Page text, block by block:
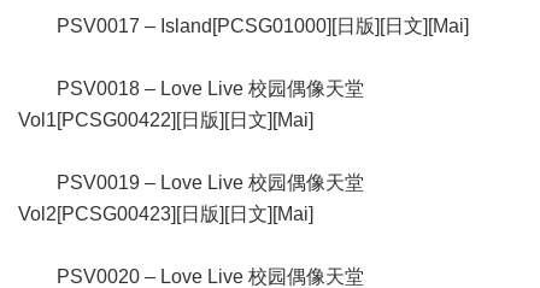
PSV0017 – Island[PCSG01000][日版][日文][Mai]
PSV0018 – Love Live 校园偶像天堂
Vol1[PCSG00422][日版][日文][Mai]
PSV0019 – Love Live 校园偶像天堂
Vol2[PCSG00423][日版][日文][Mai]
PSV0020 – Love Live 校园偶像天堂